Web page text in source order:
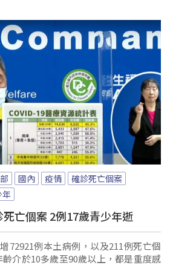
國內 疫情
確診死亡個案
年
亡個案 2例17歲青少年逝
72921例本土病例，以及211例死亡個
介於10多歲至90歲以上，都是重度感